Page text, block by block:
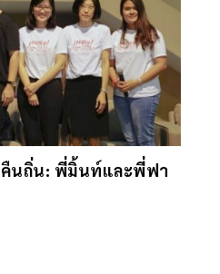
คืนถิ่น: พี่มิ้นท์และพี่ฟา